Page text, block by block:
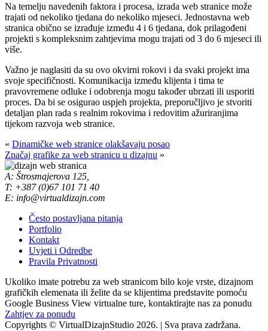
Na temelju navedenih faktora i procesa, izrada web stranice može
trajati od nekoliko tjedana do nekoliko mjeseci. Jednostavna web
stranica obično se izrađuje između 4 i 6 tjedana, dok prilagođeni
projekti s kompleksnim zahtjevima mogu trajati od 3 do 6 mjeseci ili
više.
Važno je naglasiti da su ovo okvirni rokovi i da svaki projekt ima
svoje specifičnosti. Komunikacija između klijenta i tima te
pravovremene odluke i odobrenja mogu također ubrzati ili usporiti
proces. Da bi se osigurao uspjeh projekta, preporučljivo je stvoriti
detaljan plan rada s realnim rokovima i redovitim ažuriranjima
tijekom razvoja web stranice.
« Dinamičke web stranice olakšavaju posao
Značaj grafike za web stranicu u dizajnu »
A: Štrosmajerova 125,
T: +387 (0)67 101 71 40
E: info@virtualdizajn.com
Često postavljana pitanja
Portfolio
Kontakt
Uvjeti i Odredbe
Pravila Privatnosti
Ukoliko imate potrebu za web stranicom bilo koje vrste, dizajnom
grafičkih elemenata ili želite da se klijentima predstavite pomoću
Google Business View virtualne ture, kontaktirajte nas za ponudu
Zahtjev za ponudu
Copyrights © VirtualDizajnStudio 2026. | Sva prava zadržana.